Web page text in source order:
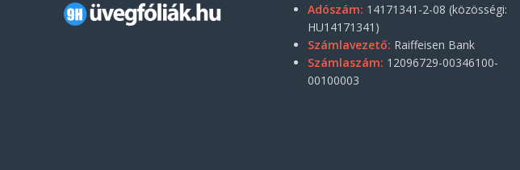
Adószám: 14171341-2-08 (közösségi:
HU14171341)
Számlavezető: Raiffeisen Bank
Számlaszám: 12096729-00346100-
00100003